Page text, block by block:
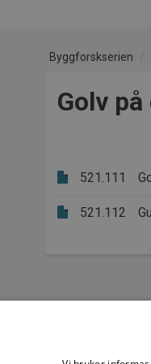
Byggforskserien
Golv
521.111
521.112